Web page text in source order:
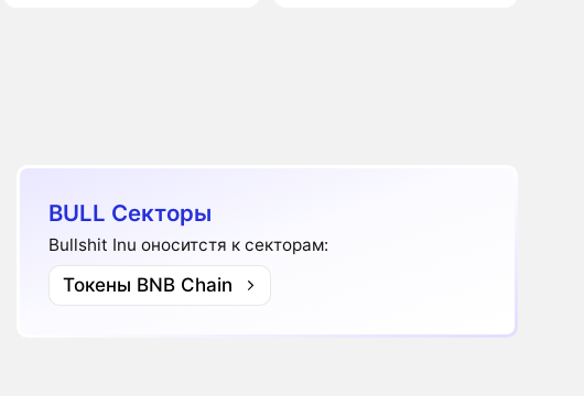
BULL Секторы
Bullshit Inu оноситстя к секторам:
Токены BNB Chain